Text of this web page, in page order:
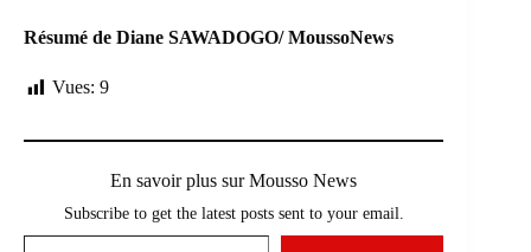
Résumé de Diane SAWADOGO/ MoussoNews
Vues: 9
En savoir plus sur Mousso News
Subscribe to get the latest posts sent to your email.
Saisissez votre adresse e-mail…